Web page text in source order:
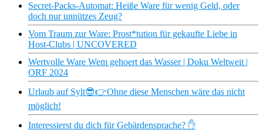
Secret-Packs-Automat: Heiße Ware für wenig Geld, oder
doch nur unnützes Zeug?
Vom Traum zur Ware: Prost*tution für gekaufte Liebe in
Host-Clubs | UNCOVERED
Wertvolle Ware Wem gehoert das Wasser | Doku Weltweit |
ORF 2024
Urlaub auf Sylt😎👉Ohne diese Menschen wäre das nicht
möglich!
Interessierst du dich für Gebärdensprache? ✋